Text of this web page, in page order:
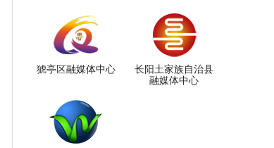
猇亭区融媒体中心
长阳土家族自治县
融媒体中心